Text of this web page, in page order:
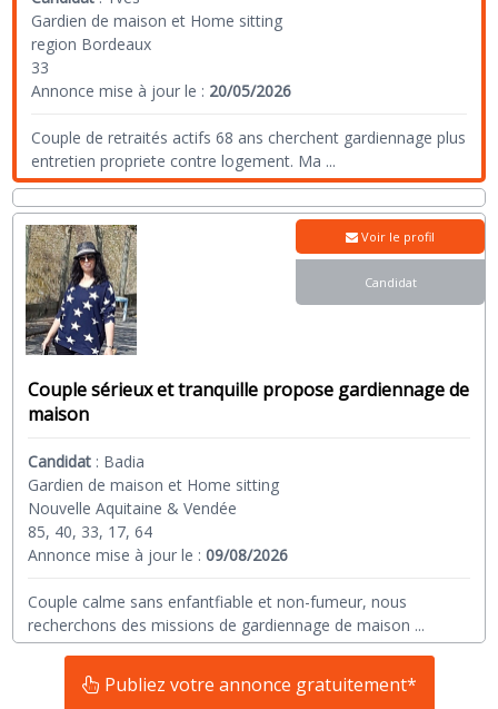
Gardien de maison et Home sitting
region Bordeaux
33
Annonce mise à jour le : 20/05/2026
Couple de retraités actifs 68 ans cherchent gardiennage plus
entretien propriete contre logement. Ma ...
Couple sérieux et tranquille propose gardiennage de
maison
Candidat : Badia
Gardien de maison et Home sitting
Nouvelle Aquitaine & Vendée
85, 40, 33, 17, 64
Annonce mise à jour le :09/08/2026
Couple calme sans enfantfiable et non-fumeur, nous
recherchons des missions de gardiennage de maison ...
Voir le profil
Candidat
Publiez votre annonce gratuitement*